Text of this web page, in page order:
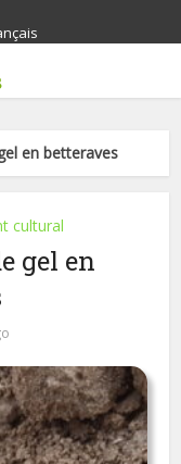
en betteraves
cultural
gel en